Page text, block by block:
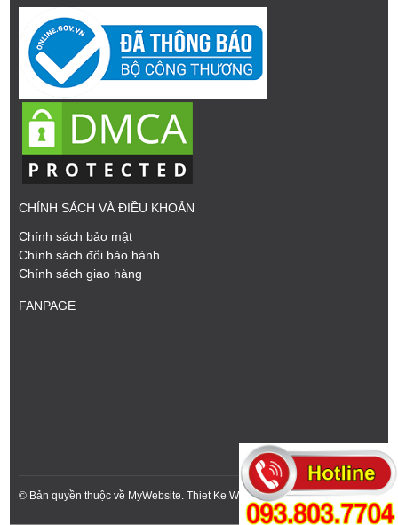
CHÍNH SÁCH VÀ ĐIỀU KHOẢN
Chính sách bảo mật
Chính sách đổi bảo hành
Chính sách giao hàng
FANPAGE
© Bản quyền thuộc về MyWebsite.Thiet Ke WebBởi123Corp